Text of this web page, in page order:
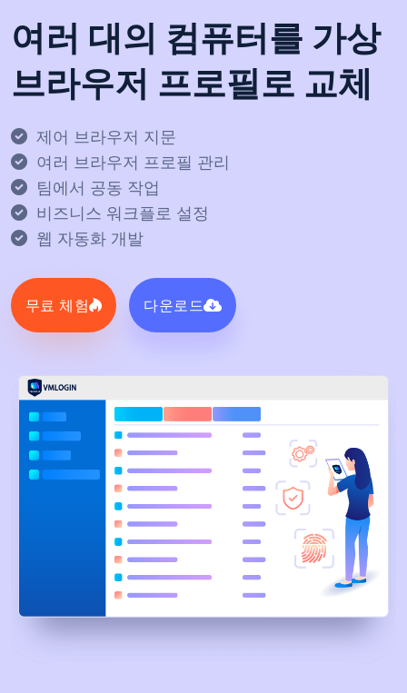
여러 대의 컴퓨터를 가상
브라우저 프로필로 교체
제어 브라우저 지문
여러 브라우저 프로필 관리
팀에서 공동 작업
비즈니스 워크플로 설정
웹 자동화 개발
무료 체험 다운로드